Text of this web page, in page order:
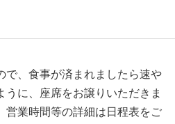
で、食事が済まれましたら速や
うに、座席をお譲りいただきま
営業時間等の詳細は日程表をご